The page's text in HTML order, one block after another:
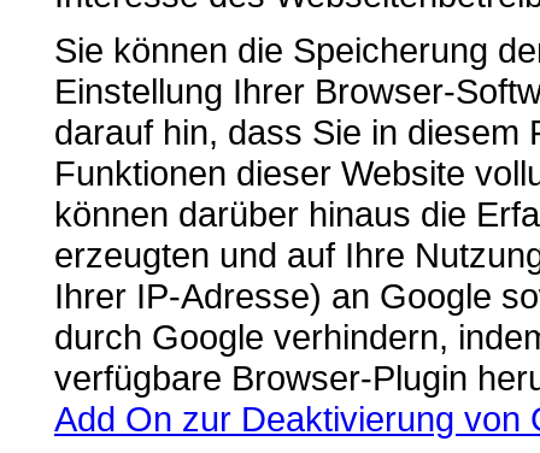
Sie können die Speicherung
Einstellung Ihrer Browser-
darauf hin, dass Sie in diesem
Funktionen dieser Website
können darüber hinaus die
erzeugten und auf Ihre
Ihrer IP-Adresse) an Google
durch Google verhindern,
verfügbare Browser-Plugin
Add On zur Deaktivierung von